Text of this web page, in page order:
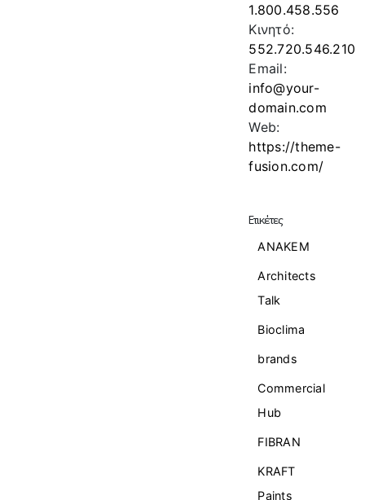
1.800.458.556
Κινητό:
552.720.546.210
Email:
info@your-
domain.com
Web:
https://theme-
fusion.com/
Ετικέτες
ANAKEM
Architects
Talk
Bioclima
brands
Commercial
Ηub
FIBRAN
KRAFT
Paints